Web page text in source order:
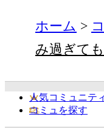
ホーム
み過ぎて
人気コミュニテ
コミュを探す